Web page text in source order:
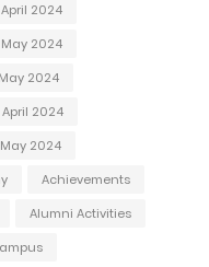
2024
2024
2024
April 2024
2024
Achievements
Alumni Activities